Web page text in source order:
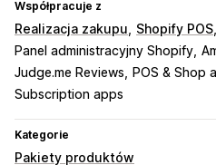
Współpracuje z
Realizacja zakupu Shopify POS
Panel administracyjny Shopify
Judge.me Reviews
POS & Shop
Subscription apps
Kategorie
Pakiety produktów